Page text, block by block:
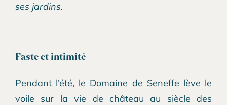
ses jardins.
Faste et intimité
Pendant l’été, le Domaine de Seneffe lève le
voile sur la vie de château au siècle des